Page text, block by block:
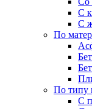
С
С
По
По типу
С